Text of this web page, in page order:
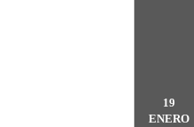
19
ENERO